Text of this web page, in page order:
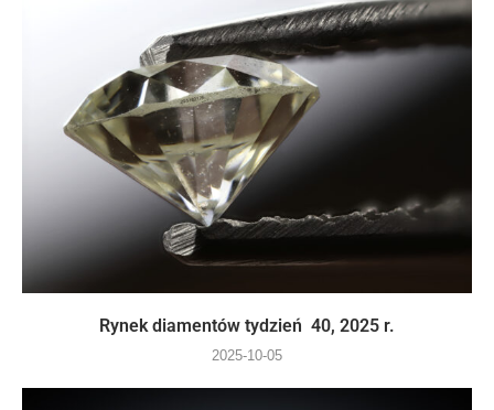
Rynek diamentów tydzień 40, 2025 r.
2025-10-05